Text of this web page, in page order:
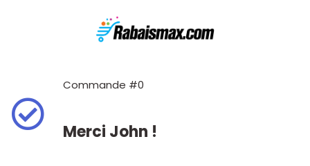
Commande #0
Merci John !